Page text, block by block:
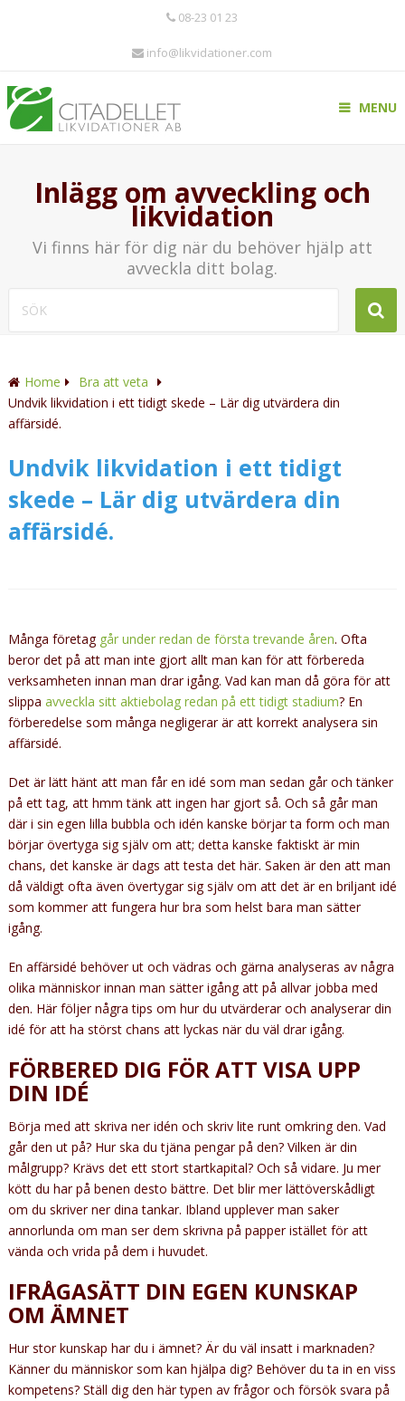
08-23 01 23
info@likvidationer.com
MENU
Inlägg om avveckling och
likvidation
Vi finns här för dig när du behöver hjälp att
avveckla ditt bolag.
Home
Bra att veta
Undvik likvidation i ett tidigt skede – Lär dig utvärdera din
affärsidé.
Undvik likvidation i ett tidigt
skede – Lär dig utvärdera din
affärsidé.
Många företag går under redan de första trevande åren. Ofta
beror det på att man inte gjort allt man kan för att förbereda
verksamheten innan man drar igång. Vad kan man då göra för att
slippa avveckla sitt aktiebolag redan på ett tidigt stadium? En
förberedelse som många negligerar är att korrekt analysera sin
affärsidé.
Det är lätt hänt att man får en idé som man sedan går och tänker
på ett tag, att hmm tänk att ingen har gjort så. Och så går man
där i sin egen lilla bubbla och idén kanske börjar ta form och man
börjar övertyga sig själv om att; detta kanske faktiskt är min
chans, det kanske är dags att testa det här. Saken är den att man
då väldigt ofta även övertygar sig själv om att det är en briljant idé
som kommer att fungera hur bra som helst bara man sätter
igång.
En affärsidé behöver ut och vädras och gärna analyseras av några
olika människor innan man sätter igång att på allvar jobba med
den. Här följer några tips om hur du utvärderar och analyserar din
idé för att ha störst chans att lyckas när du väl drar igång.
FÖRBERED DIG FÖR ATT VISA UPP
DIN IDÉ
Börja med att skriva ner idén och skriv lite runt omkring den. Vad
går den ut på? Hur ska du tjäna pengar på den? Vilken är din
målgrupp? Krävs det ett stort startkapital? Och så vidare. Ju mer
kött du har på benen desto bättre. Det blir mer lättöverskådligt
om du skriver ner dina tankar. Ibland upplever man saker
annorlunda om man ser dem skrivna på papper istället för att
vända och vrida på dem i huvudet.
IFRÅGASÄTT DIN EGEN KUNSKAP
OM ÄMNET
Hur stor kunskap har du i ämnet? Är du väl insatt i marknaden?
Känner du människor som kan hjälpa dig? Behöver du ta in en viss
kompetens? Ställ dig den här typen av frågor och försök svara på